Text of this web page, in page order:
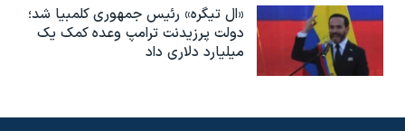
«ال تیگره» رئیس جمهوری کلمبیا شد؛
دولت پرزیدنت ترامپ وعده کمک یک
میلیارد دلاری داد